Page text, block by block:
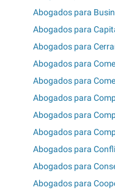
Abogados para
Abogados para
Abogados para
Abogados para
Abogados para
Abogados para
Abogados para
Abogados para
Abogados para
Abogados para
Abogados para